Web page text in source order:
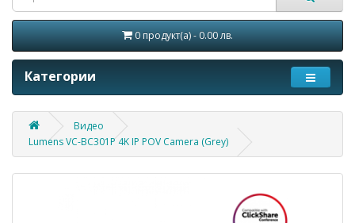
0 продукт(а) - 0.00 лв.
Категории
Видео
Lumens VC-BC301P 4K IP POV Camera (Grey)